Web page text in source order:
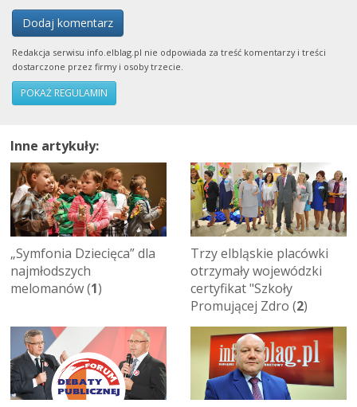
Dodaj komentarz
Redakcja serwisu info.elblag.pl nie odpowiada za treść komentarzy i treści
dostarczone przez firmy i osoby trzecie.
POKAŻ REGULAMIN
Inne artykuły:
„Symfonia Dziecięca” dla
najmłodszych
melomanów (1)
Trzy elbląskie placówki
otrzymały wojewódzki
certyfikat "Szkoły
Promującej Zdro (2)